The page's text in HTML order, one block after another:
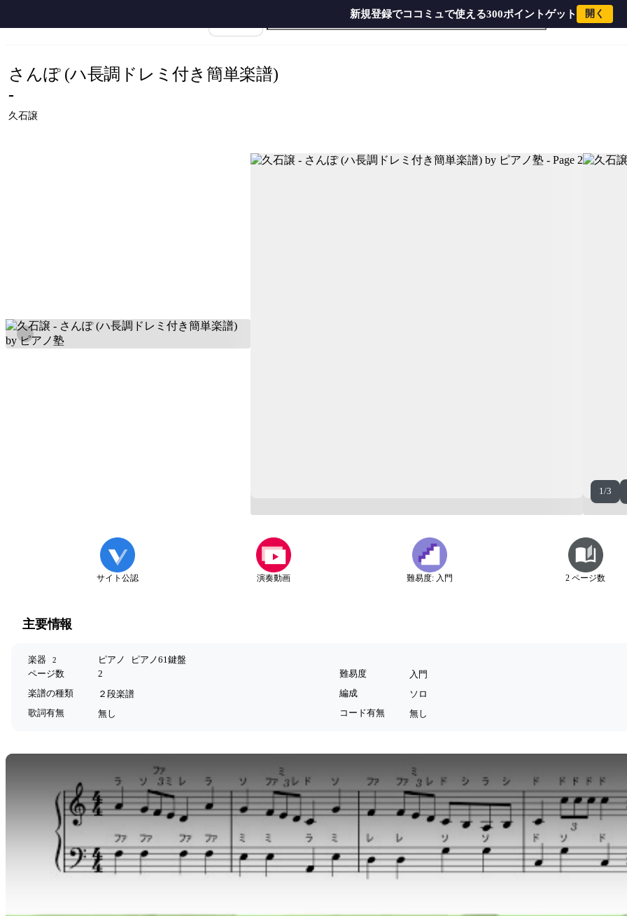
新規登録でココミュで使える300ポイントゲット 開く
1/3
さんぽ (ハ長調ドレミ付き簡単楽譜)
-
久石譲
サイト公認 演奏動画 難易度: 入門 2 ページ数
主要情報
楽器 2 ピアノ
ピアノ61鍵盤
ページ数
2 難易度
入門
楽譜の種類
２段楽譜 編成
ソロ
歌詞有無
無し コード有無 無し